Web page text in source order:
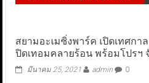
สยามอะเมซิ่งพาร์ค เปิดเทศกาล
ปิดเทอมคลายร้อน พร้อมโปรฯ จั
มีนาคม 25, 2021 admin 0